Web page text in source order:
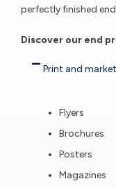
perfectly finished
Discover our end
Print and
Flyers
Brochures
Posters
Magazines